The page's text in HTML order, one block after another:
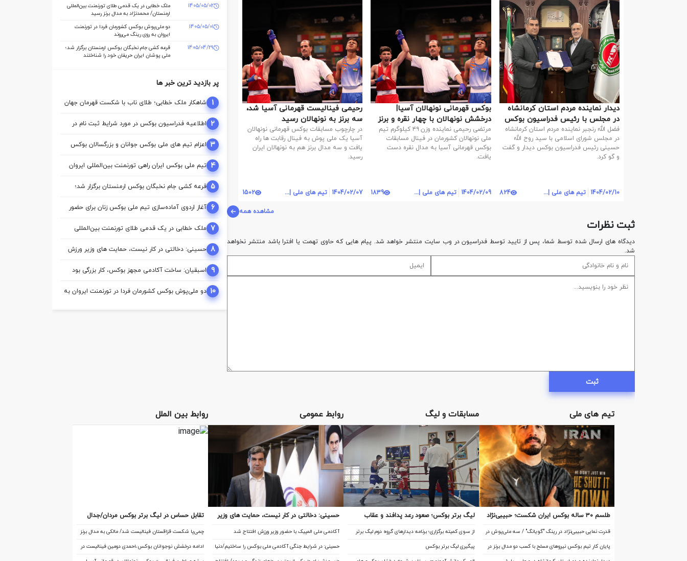
دیدار نماینده مردم استان کرمانشاه
در مجلس با رئیس فدراسیون بوکس
فضل الله رنجبر نماینده مردم استان کرمانشاه
در مجلس شورای اسلامی با سید روح الله
حسینی رئیس فدراسیون بوکس دیدار و گفت
و گو کرد.
1404/02/10 تیم های ملی | روابط عمومی 824
بوکس قهرمانی نونهالان آسیا|
درخشش نونهالان با چهار نقره و برنز
در اردن
مرتضی رحیمی نماینده وزن ۴۹ کیلوگرم تیم
ملی نونهالان کشورمان در فینال مسابقات
بوکس قهرمانی آسیا به مدال نقره دست
یافت.
1404/02/09 تیم های ملی | روابط عمومی 1839
رحیمی فینالیست قهرمانی آسیا شد،
سه برنز به نونهالان رسید
در چارچوب مسابقات بوکس قهرمانی نونهالان
آسیا یک ملی پوش به فینال رقابت ها راه
یافت و سه مدال برنز هم به نونهالان ایران
رسید.
1404/02/07 تیم های ملی | روابط عمومی 1502
مشاهده همه
ثبت نظرات
دیدگاه های ارسال شده توسط شما، پس از تایید توسط فدراسيون در وب سایت منتشر خواهد شد. پیام هایی که حاوی تهمت یا افترا باشد منتشر نخواهد
شد.
ثبت
1405/05/02
ملک‌ خطابی در یک قدمی طلای تورنمنت بین‌المللی
ارمنستان/ محمدنژاد به مدال برنز رسید
1405/05/01
دو ملی‌پوش بوکس کشورمان فردا در تورنمنت
ایروان به روی رینگ می‌روند
1405/04/29
قرعه‌ کشی جام نخبگان بوکس ارمنستان برگزار شد؛
ملی‌ پوشان ایران حریفان خود را شناختند
پر بازدید ترین خبر ها
1 شاهکار ملک‌ خطابی؛ طلای ناب با شکست قهرمان جهان
2
اطلاعیه فدراسیون بوکس در مورد شرایط ثبت نام در
3 اعزام تیم ‌های ملی بوکس جوانان و بزرگسالان بوکس
4 تیم ملی بوکس ایران راهی تورنمنت بین‌المللی ایروان
5 قرعه‌ کشی جام نخبگان بوکس ارمنستان برگزار شد؛
6 آغاز اردوی آماده‌سازی تیم ملی بوکس زنان برای حضور
7 ملک‌ خطابی در یک قدمی طلای تورنمنت بین‌المللی
8 حسینی: دخالتی در کار نیست، حمایت های وزیر ورزش
حمایت دنیا مالی صاحب خانه می شود
9
اسبقیان: ساخت آکادمی مجهز بوکس، کار بزرگی بود
10 دو ملی‌پوش بوکس کشورمان فردا در تورنمنت ایروان به
تیم های ملی
طلسم ۳۰ ساله بوکس ایران شکست؛ حبیبی‌نژاد
قدرت نمایی حبیبی‌نژاد در رینگ "گویانگ" / سه ملی‌پوش در
آستانه تاریخ‌سازی
پایان کار تیم بوکس نیروهای مسلح با کسب دو مدال برنز در
مسابقات و لیگ
لیگ برتر بوکس؛ صعود رعد پدافند و عقاب
از سوی کمیته برگزاری؛ برنامه دیدارهای گروه دوم لیگ برتر
اعلام شد
پیگیری لیگ برتر بوکس
روابط عمومی
حسینی: دخالتی در کار نیست، حمایت های وزیر
سال با حمایت دنیا مالی صاحب خانه می شود
آکادمی ملی المپیک با حضور وزیر ورزش افتتاح شد
حسینی: در شرایط جنگی آکادمی ملی بوکس را ساختیم/دنیا
روابط بین الملل
تقابل‌ حساس در لیگ برتر بوکس مردان/جدال
چمی‌پا شکست قزاقستان فینالیست شد/ مالکی به مدال برنز
آسیا رسید
ادامه درخشش نوجوانان بوکس،احمدی دومین فینالیست در